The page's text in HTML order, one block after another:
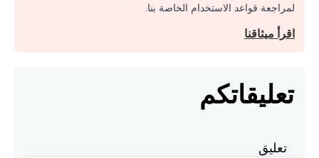
لمراجعة قواعد الاستخدام الخاصة بنا.
اقرأ ميثاقنا
تعليقاتكم
تعليق